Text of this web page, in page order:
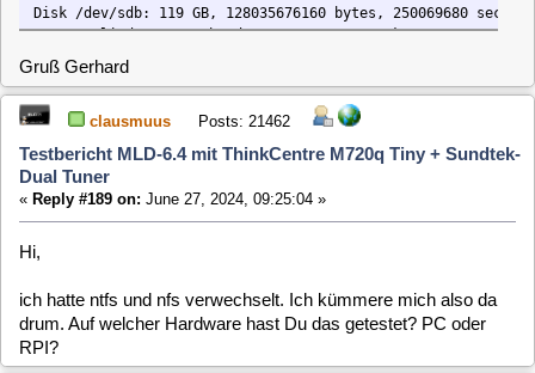
Testbericht MLD-6.4 mit ThinkCentre M720q Tiny + Sundtek-
Dual Tuner
Ich habe bis jetzt weder ein Kernel Update noch eine neue
Version gefunden.
clausmuus
Testbericht MLD-6.4 mit ThinkCentre M720q Tiny + Sundtek-
«Reply #193 on:
So, jetzt aber. Da war mir beim checkin ein Fehler
unterlaufen.